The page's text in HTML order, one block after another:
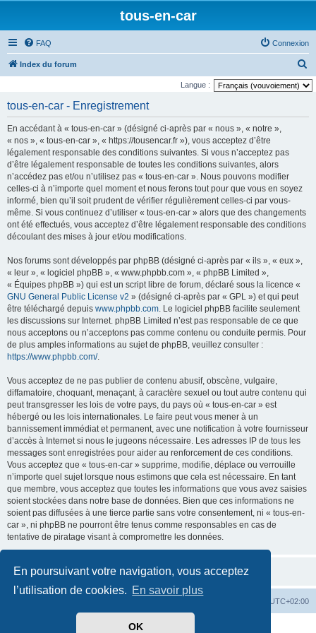
En poursuivant votre navigation, vous acceptez
l’utilisation de cookies. En savoir plus
OK
tous-en-car
FAQ Connexion
Index du forum
e
Langue :
tous-en-car - Enregistrement
En accédant à « tous-en-car » (désigné ci-après par « nous », « notre »,
« nos », « tous-en-car », « https://tousencar.fr »), vous acceptez d’être
légalement responsable des conditions suivantes. Si vous n’acceptez pas
d’être légalement responsable de toutes les conditions suivantes, alors
n’accédez pas et/ou n’utilisez pas « tous-en-car ». Nous pouvons modifier
celles-ci à n’importe quel moment et nous ferons tout pour que vous en soyez
informé, bien qu’il soit prudent de vérifier régulièrement celles-ci par vous-
même. Si vous continuez d’utiliser « tous-en-car » alors que des changements
ont été effectués, vous acceptez d’être légalement responsable des conditions
découlant des mises à jour et/ou modifications.
Nos forums sont développés par phpBB (désigné ci-après par « ils », « eux »,
« leur », « logiciel phpBB », « www.phpbb.com », « phpBB Limited »,
« Équipes phpBB ») qui est un script libre de forum, déclaré sous la licence «
GNU General Public License v2 » (désigné ci-après par « GPL ») et qui peut
être téléchargé depuis www.phpbb.com. Le logiciel phpBB facilite seulement
les discussions sur Internet. phpBB Limited n’est pas responsable de ce que
nous acceptons ou n’acceptons pas comme contenu ou conduite permis. Pour
de plus amples informations au sujet de phpBB, veuillez consulter :
https://www.phpbb.com/.
Vous acceptez de ne pas publier de contenu abusif, obscène, vulgaire,
diffamatoire, choquant, menaçant, à caractère sexuel ou tout autre contenu qui
peut transgresser les lois de votre pays, du pays où « tous-en-car » est
hébergé ou les lois internationales. Le faire peut vous mener à un
bannissement immédiat et permanent, avec une notification à votre fournisseur
d’accès à Internet si nous le jugeons nécessaire. Les adresses IP de tous les
messages sont enregistrées pour aider au renforcement de ces conditions.
Vous acceptez que « tous-en-car » supprime, modifie, déplace ou verrouille
n’importe quel sujet lorsque nous estimons que cela est nécessaire. En tant
que membre, vous acceptez que toutes les informations que vous avez saisies
soient stockées dans notre base de données. Bien que ces informations ne
soient pas diffusées à une tierce partie sans votre consentement, ni « tous-en-
car », ni phpBB ne pourront être tenus comme responsables en cas de
tentative de piratage visant à compromettre les données.
UTC+02:00
phpBB ® Forum Software © phpBB Limited